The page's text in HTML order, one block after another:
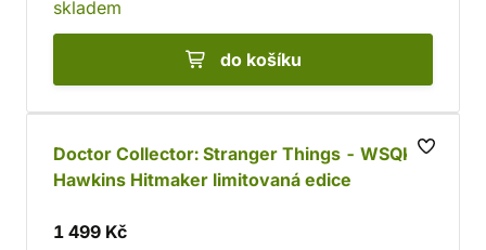
skladem
do košíku
Doctor Collector: Stranger Things - WSQK
Hawkins Hitmaker limitovaná edice
1 499 Kč